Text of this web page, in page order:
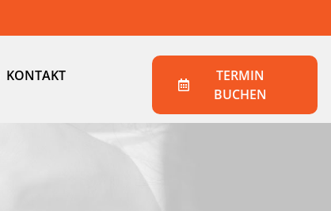
KONTAKT
TERMIN
BUCHEN